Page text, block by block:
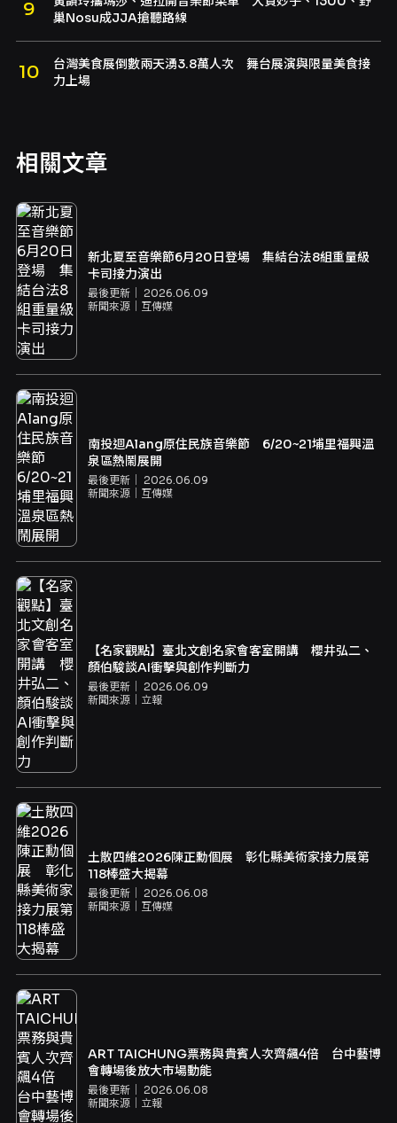
巢Nosu成JJA搶聽路線
台灣美食展倒數兩天湧3.8萬人次 舞台展演與限量美食接
力上場
相關文章
新北夏至音樂節6月20日登場 集結台法8組重量級
卡司接力演出
最後更新｜ 2026.06.09
新聞來源｜ 互傳媒
南投迴Alang原住民族音樂節 6/20~21埔里福興溫
泉區熱鬧展開
最後更新｜ 2026.06.09
新聞來源｜ 互傳媒
【名家觀點】臺北文創名家會客室開講 櫻井弘二、
顏伯駿談AI衝擊與創作判斷力
最後更新｜ 2026.06.09
新聞來源｜ 立報
土散四維2026陳正勳個展 彰化縣美術家接力展第
118棒盛大揭幕
最後更新｜ 2026.06.08
新聞來源｜ 互傳媒
ART TAICHUNG票務與貴賓人次齊飆4倍 台中藝博
會轉場後放大市場動能
最後更新｜ 2026.06.08
新聞來源｜ 立報